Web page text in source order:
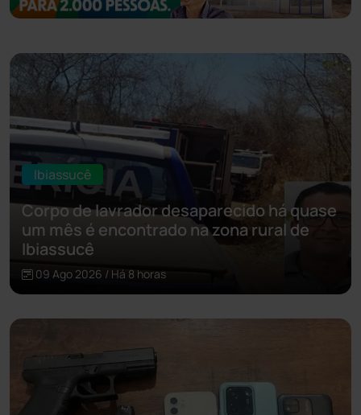
Ibiassucê
Corpo de lavrador desaparecido há quase
um mês é encontrado na zona rural de
Ibiassucê
09 Ago 2026 / Há 8 horas